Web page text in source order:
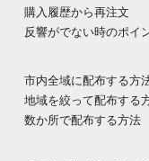
購入履歴から再注文
反響がでない時のポイ
市内全域に配布する方
地域を絞って配布する
数か所で配布する方法